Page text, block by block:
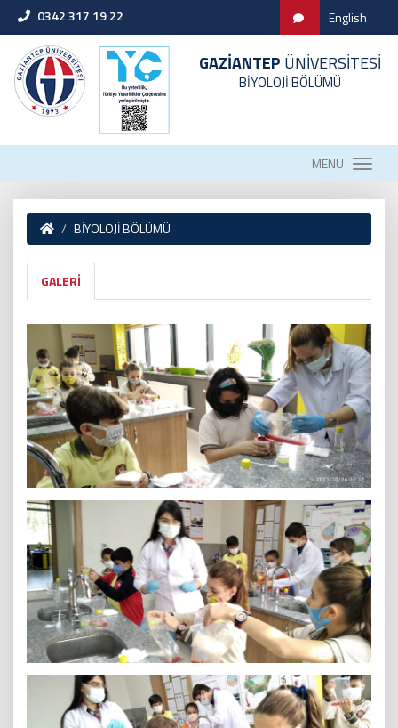
0342 317 19 22 English
GAZİANTEP ÜNİVERSİTESİ
BİYOLOJİ BÖLÜMÜ
MENÜ
BİYOLOJİ BÖLÜMÜ
GALERİ